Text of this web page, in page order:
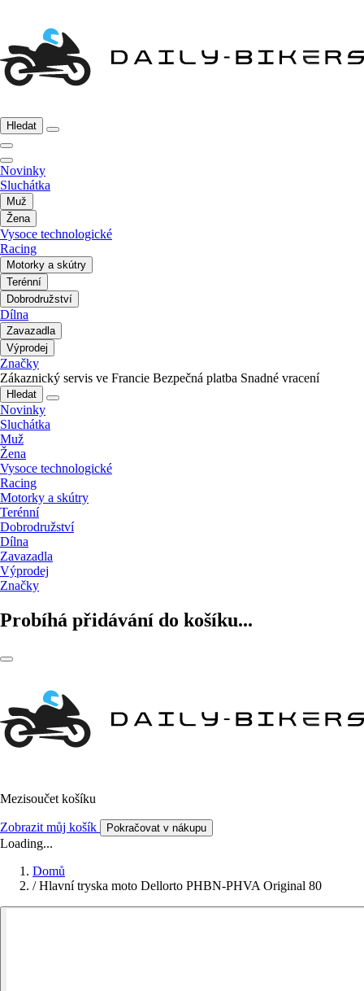
Hledat
Novinky
Sluchátka
Muž
Žena
Vysoce technologické
Racing
Motorky a skútry
Terénní
Dobrodružství
Dílna
Zavazadla
Výprodej
Značky
Zákaznický servis ve Francie Bezpečná platba Snadné vracení
Hledat
Novinky
Sluchátka
Muž
Žena
Vysoce technologické
Racing
Motorky a skútry
Terénní
Dobrodružství
Dílna
Zavazadla
Výprodej
Značky
Probíhá přidávání do košíku...
Mezisoučet košíku
Zobrazit můj košík Pokračovat v nákupu
Loading...
Domů
/ Hlavní tryska moto Dellorto PHBN-PHVA Original 80